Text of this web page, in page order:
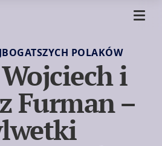
POLAKÓW
Wojciech i
Furman –